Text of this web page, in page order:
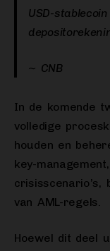
USD-
~ CNB
In de komende
volledige
houden en
key-
crisisscenario’s,
van AML-regels.
Hoewel dit deel